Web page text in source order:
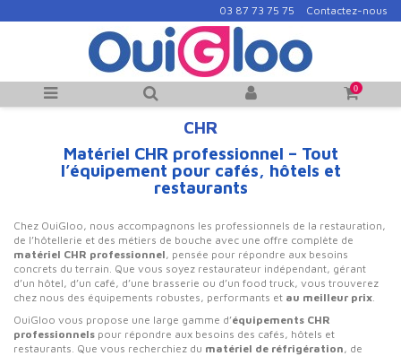
03 87 73 75 75 Contactez-nous
0
CHR
Matériel CHR professionnel – Tout
l’équipement pour cafés, hôtels et
restaurants
Chez OuiGloo, nous accompagnons les professionnels de la restauration,
de l’hôtellerie et des métiers de bouche avec une offre complète de
matériel CHR professionnel , pensée pour répondre aux besoins
concrets du terrain. Que vous soyez restaurateur indépendant, gérant
d’un hôtel, d’un café, d’une brasserie ou d’un food truck, vous trouverez
chez nous des équipements robustes, performants et au meilleur prix
OuiGloo vous propose une large gamme d’équipements CHR
professionnels pour répondre aux besoins des cafés, hôtels et
restaurants. Que vous recherchiez du matériel de réfrigération, de